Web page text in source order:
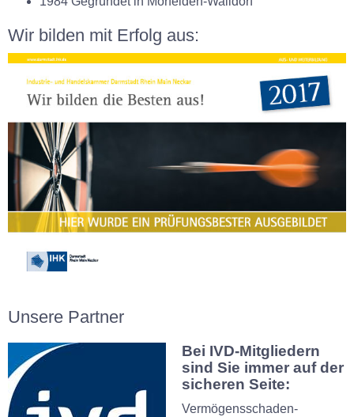
Wir bilden mit Erfolg aus:
Unsere Partner
Bei IVD-Mitgliedern
sind Sie immer auf der
sicheren Seite:
Vermögensschaden-